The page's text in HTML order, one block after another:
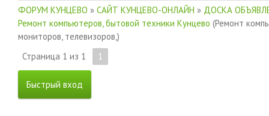
ФОРУМ КУНЦЕВО » САЙТ КУНЦЕВО-ОНЛАЙН » ДОСКА
Ремонт компьютеров, бытовой техники Кунцево (Ремонт
мониторов, телевизоров,)
Страница 1 из 1 1